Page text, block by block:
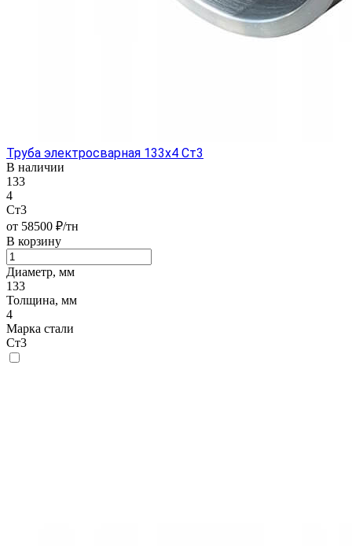
Труба электросварная 133х4 Ст3
В наличии
133
4
Ст3
от 58500 ₽/тн
В корзину
Диаметр, мм
133
Толщина, мм
4
Марка стали
Ст3